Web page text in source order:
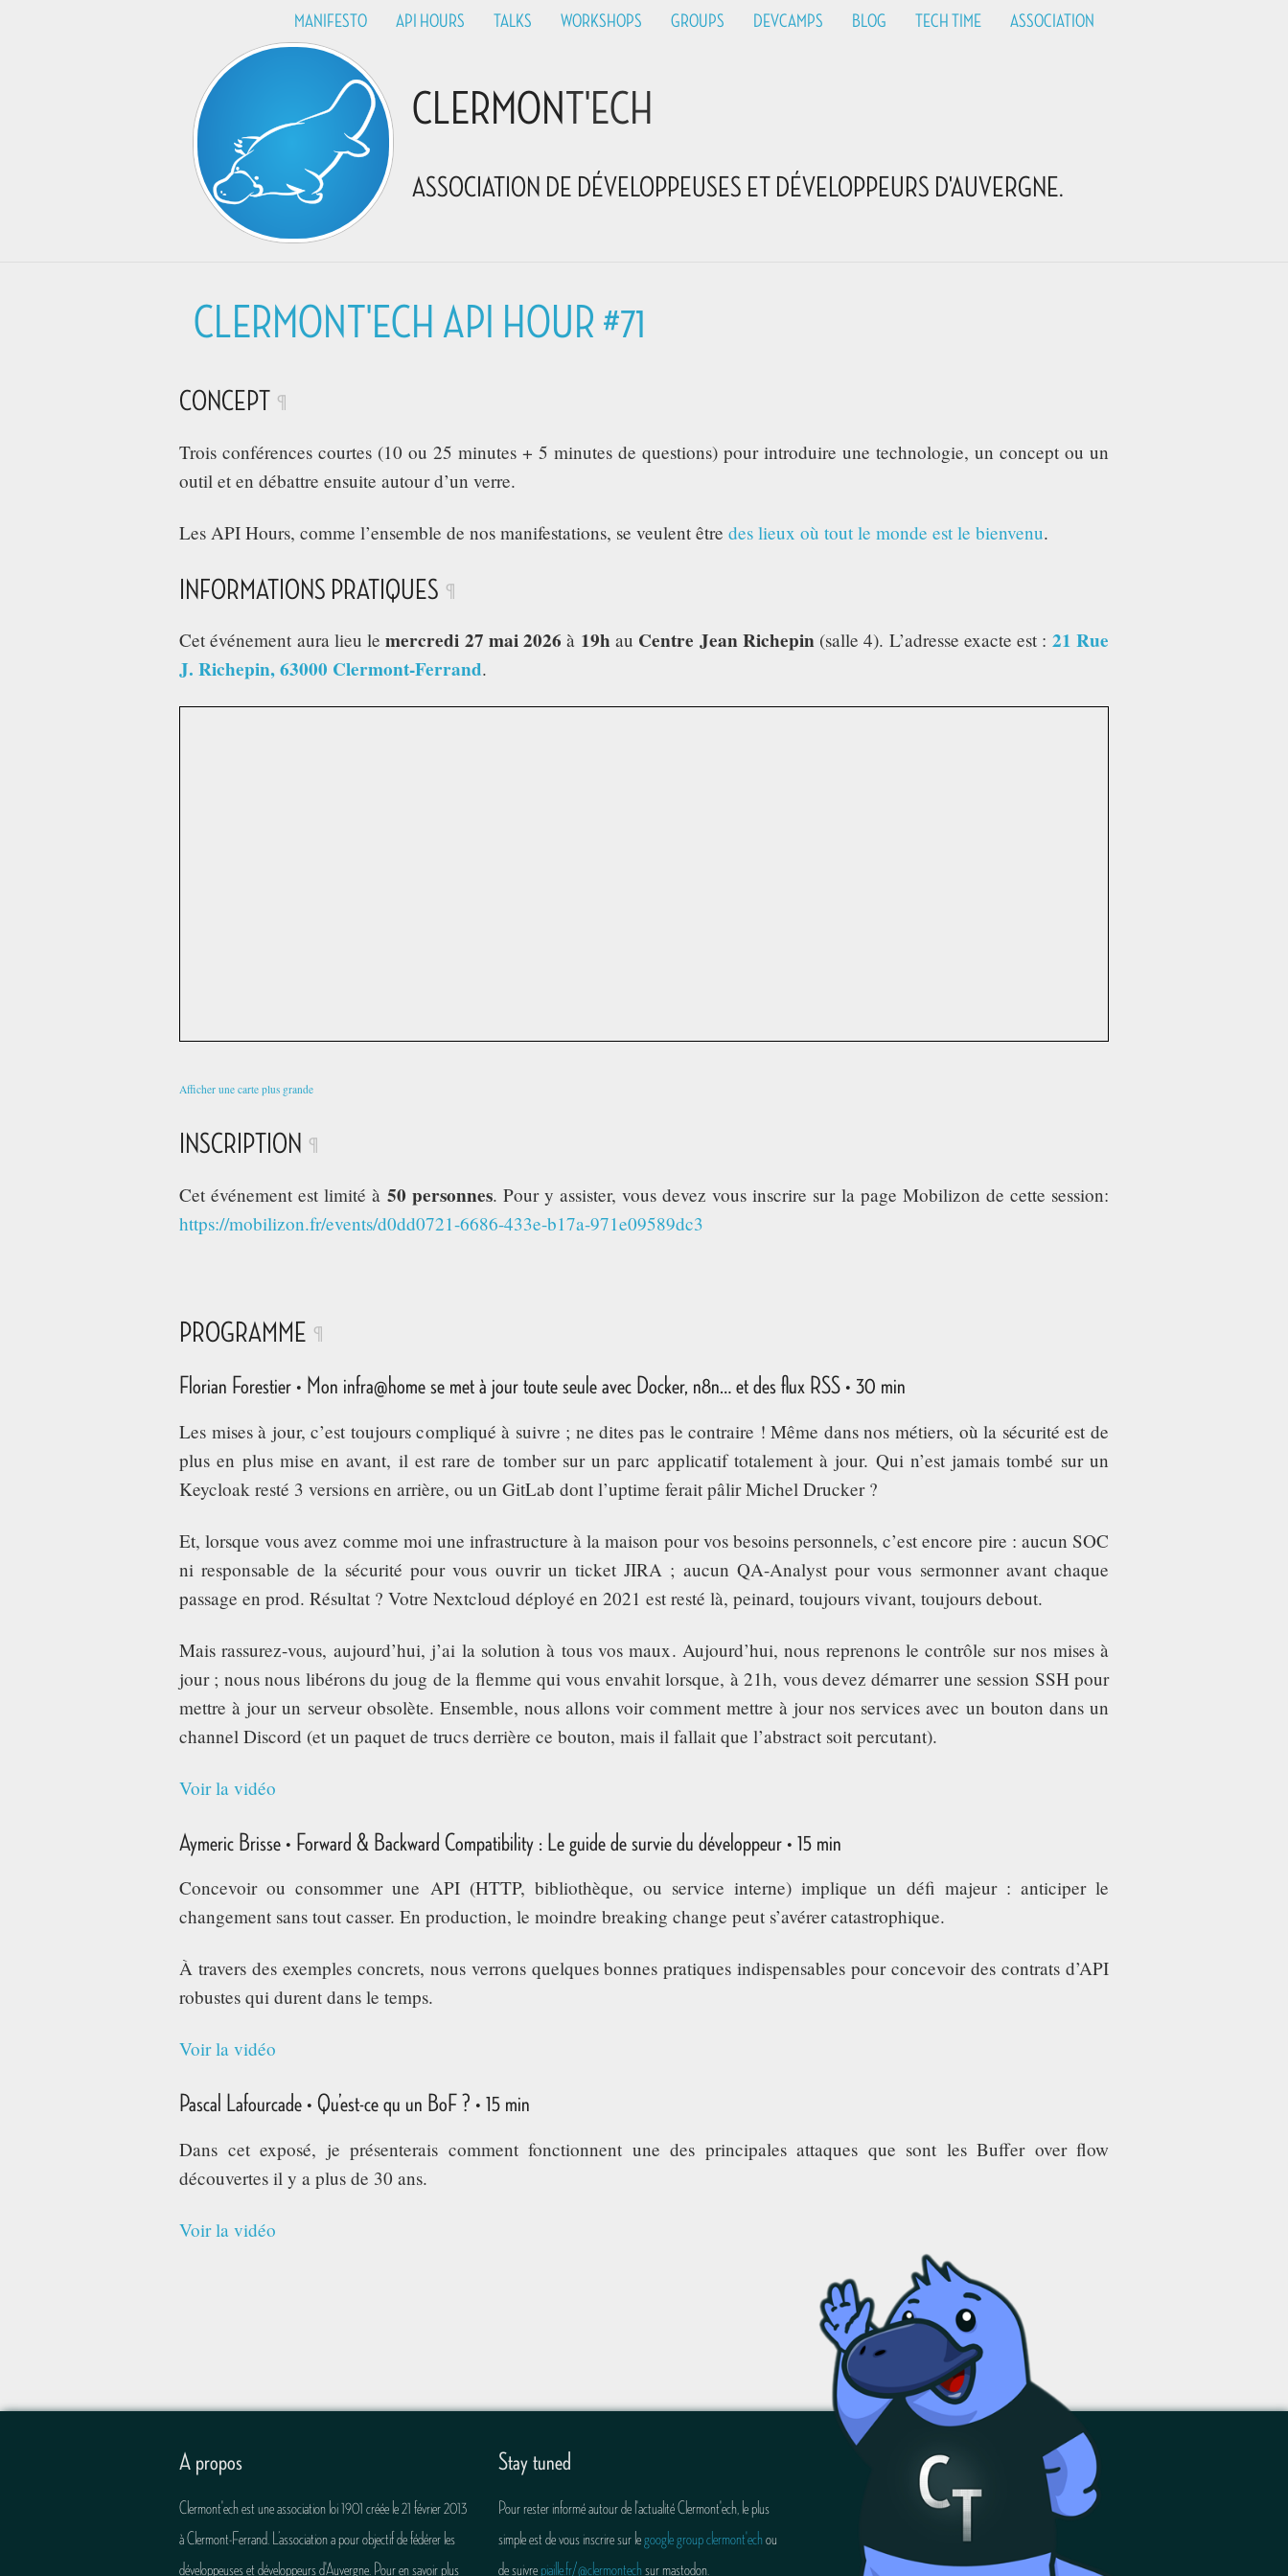
MANIFESTO API HOURS TALKS WORKSHOPS GROUPS DEVCAMPS BLOG TECH TIME ASSOCIATION
CLERMON T'ECH
ASSOCIATION DE DÉVELOPPEUSES ET DÉVELOPPEURS D'AUVERGNE.
CLERMONT'ECH API HOUR #71
CONCEPT ¶
Trois conférences courtes (10 ou 25 minutes + 5 minutes de questions) pour introduire une technologie, un concept ou un
outil et en débattre ensuite autour d’un verre.
Les API Hours, comme l’ensemble de nos manifestations, se veulent être des lieux où tout le monde est le bienvenu.
INFORMATIONS PRATIQUES ¶
Cet événement aura lieu lemercredi 27 mai 2026 à 19h au Centre Jean Richepin(salle 4). L’adresse exacte est : 21 Rue
J. Richepin, 63000 Clermont-Ferrand.
Afficher une carte plus grande
INSCRIPTION ¶
Cet événement est limité à 50 personnes. Pour y assister, vous devez vous inscrire sur la page Mobilizon de cette session:
https://mobilizon.fr/events/d0dd0721-6686-433e-b17a-971e09589dc3
PROGRAMME ¶
Florian Forestier • Mon infra@home se met à jour toute seule avec Docker, n8n… et des flux RSS • 30 min
Les mises à jour, c’est toujours compliqué à suivre ; ne dites pas le contraire ! Même dans nos métiers, où la sécurité est de
plus en plus mise en avant, il est rare de tomber sur un parc applicatif totalement à jour. Qui n’est jamais tombé sur un
Keycloak resté 3 versions en arrière, ou un GitLab dont l’uptime ferait pâlir Michel Drucker ?
Et, lorsque vous avez comme moi une infrastructure à la maison pour vos besoins personnels, c’est encore pire : aucun SOC
ni responsable de la sécurité pour vous ouvrir un ticket JIRA ; aucun QA-Analyst pour vous sermonner avant chaque
passage en prod. Résultat ? Votre Nextcloud déployé en 2021 est resté là, peinard, toujours vivant, toujours debout.
Mais rassurez-vous, aujourd’hui, j’ai la solution à tous vos maux. Aujourd’hui, nous reprenons le contrôle sur nos mises à
jour ; nous nous libérons du joug de la flemme qui vous envahit lorsque, à 21h, vous devez démarrer une session SSH pour
mettre à jour un serveur obsolète. Ensemble, nous allons voir comment mettre à jour nos services avec un bouton dans un
channel Discord (et un paquet de trucs derrière ce bouton, mais il fallait que l’abstract soit percutant).
Voir la vidéo
Aymeric Brisse • Forward & Backward Compatibility : Le guide de survie du développeur • 15 min
Concevoir ou consommer une API (HTTP, bibliothèque, ou service interne) implique un défi majeur : anticiper le
changement sans tout casser. En production, le moindre breaking change peut s’avérer catastrophique.
À travers des exemples concrets, nous verrons quelques bonnes pratiques indispensables pour concevoir des contrats d’API
robustes qui durent dans le temps.
Voir la vidéo
Pascal Lafourcade • Qu’est-ce qu un BoF ? • 15 min
Dans cet exposé, je présenterais comment fonctionnent une des principales attaques que sont les Buffer over flow
découvertes il y a plus de 30 ans.
Voir la vidéo
A propos
Clermont'ech est une association loi 1901 créée le 21 février 2013
à Clermont-Ferrand. L’association a pour objectif de fédérer les
développeuses et développeurs d'Auvergne. Pour en savoir plus
Stay tuned
Pour rester informé autour de l'actualité Clermont'ech, le plus
simple est de vous inscrire sur legoogle group clermont'ech ou
de suivre piaille.fr/@clermontech sur mastodon.